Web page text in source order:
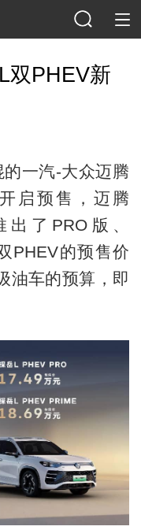
双PHEV新
一汽-大众迈腾
启预售，迈腾
了PRO版、
PHEV的预售价
油车的预算，即